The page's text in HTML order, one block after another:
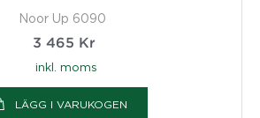
Noor Up 6090
3 465 Kr
inkl. moms
LÄGG I VARUKOGEN